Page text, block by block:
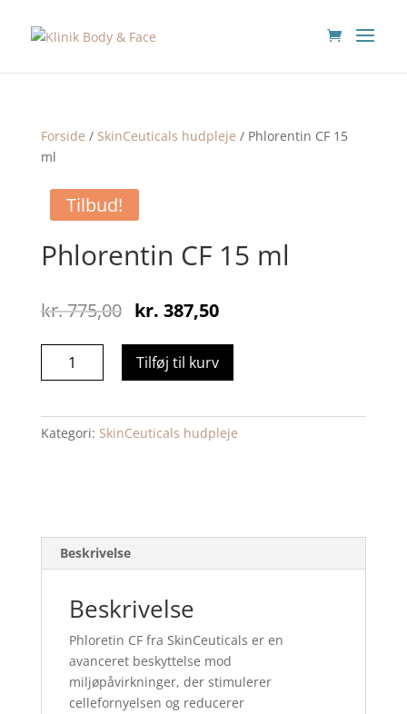
Forside / SkinCeuticals hudpleje / Phlorentin CF 15
ml
Tilbud!
Phlorentin CF 15 ml
kr.775,00 Original
was:
kr. 775,00.
kr. 387,50Current
is:
kr. 387,50.
Phlorentin
ml
antal
Tilføj til kurv
Kategori: SkinCeuticals hudpleje
Beskrivelse
Beskrivelse
Phloretin CF fra SkinCeuticals er en
avanceret beskyttelse mod
miljøpåvirkninger, der stimulerer
cellefornyelsen og reducerer